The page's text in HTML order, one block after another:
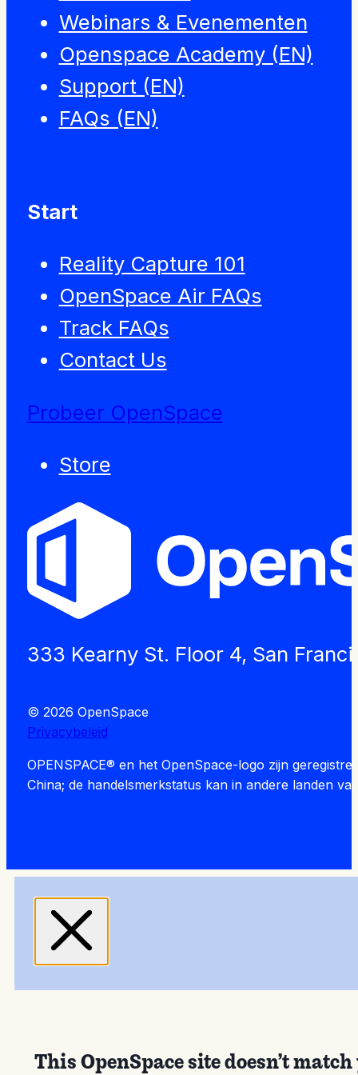
Webinars & Evenementen
Openspace Academy (EN)
Support (EN)
FAQs (EN)
Start
Reality Capture 101
OpenSpace Air FAQs
Track FAQs
Contact Us
Probeer OpenSpace
Store
333 Kearny St. Floor 4, San
© 2026 OpenSpace
Privacybeleid
OPENSPACE® en het OpenSpace-logo zijn
China; de handelsmerkstatus kan in andere landen
This OpenSpace site doesn’t